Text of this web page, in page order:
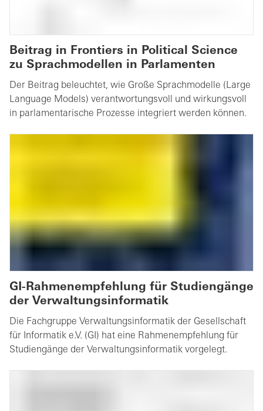
Beitrag in Frontiers in Political Science
zu Sprachmodellen in Parlamenten
Der Beitrag beleuchtet, wie Große Sprachmodelle (Large
Language Models) verantwortungsvoll und wirkungsvoll
in parlamentarische Prozesse integriert werden können.
GI-Rahmenempfehlung für Studiengänge
der Verwaltungsinformatik
Die Fachgruppe Verwaltungsinformatik der Gesellschaft
für Informatik e.V. (GI) hat eine Rahmenempfehlung für
Studiengänge der Verwaltungsinformatik vorgelegt.